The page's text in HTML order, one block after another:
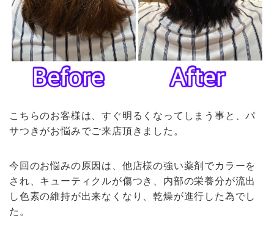
こちらのお客様は、すぐ明るくなってしまう事と、パ
サつきがお悩みでご来店頂きました。
今回のお悩みの原因は、他店様の強い薬剤でカラーを
され、キューティクルが傷つき、内部の栄養分が流出
し色素の維持が出来なくなり、乾燥が進行した為でし
た。